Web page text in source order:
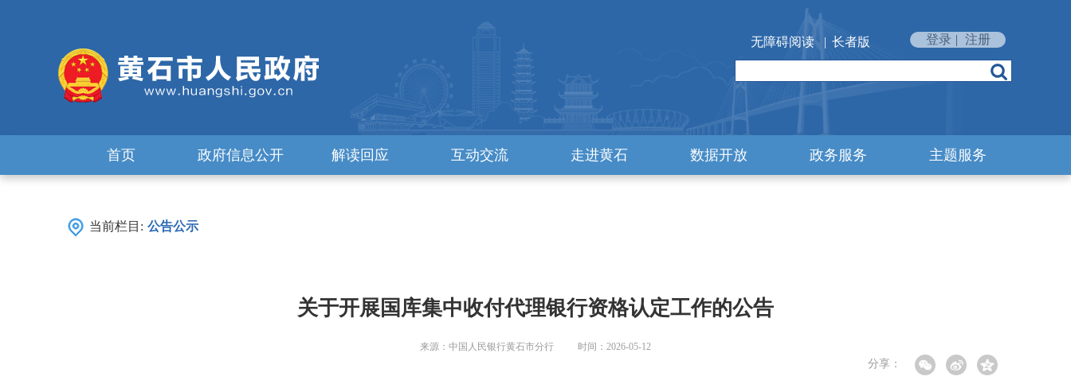
无障碍阅读 | 长者版 登录 | 注册
首页 政府信息公开 解读回应 互动交流 走进黄石 数据开放 政务服务 主题服务
当前栏目: 公告公示
关于开展国库集中收付代理银行资格认定工作的公告
来源：中国人民银行黄石市分行 时间：2026-05-12
分享：